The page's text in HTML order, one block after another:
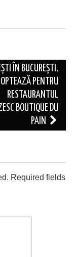
ÎN BUCUREȘTI,
OPTEAZĂ PENTRU
RESTAURANTUL
BOUTIQUE DU
PAIN
Required fields